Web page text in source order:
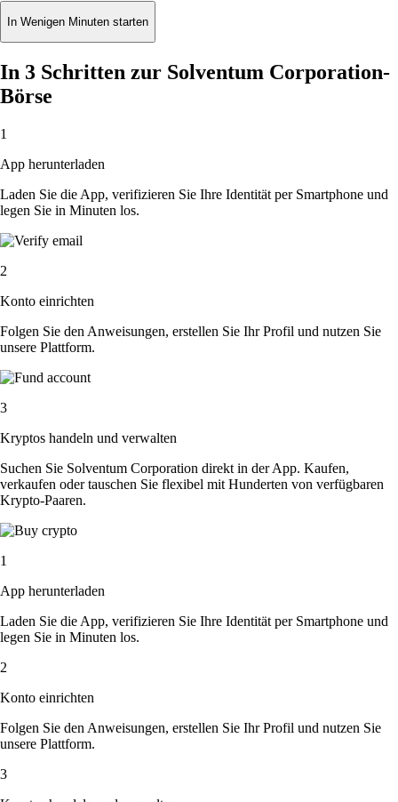
In Wenigen Minuten starten
In 3 Schritten zur Solventum Corporation-
Börse
1
App herunterladen
Laden Sie die App, verifizieren Sie Ihre Identität per Smartphone und
legen Sie in Minuten los.
2
Konto einrichten
Folgen Sie den Anweisungen, erstellen Sie Ihr Profil und nutzen Sie
unsere Plattform.
3
Kryptos handeln und verwalten
Suchen Sie Solventum Corporation direkt in der App. Kaufen,
verkaufen oder tauschen Sie flexibel mit Hunderten von verfügbaren
Krypto-Paaren.
1
App herunterladen
Laden Sie die App, verifizieren Sie Ihre Identität per Smartphone und
legen Sie in Minuten los.
2
Konto einrichten
Folgen Sie den Anweisungen, erstellen Sie Ihr Profil und nutzen Sie
unsere Plattform.
3